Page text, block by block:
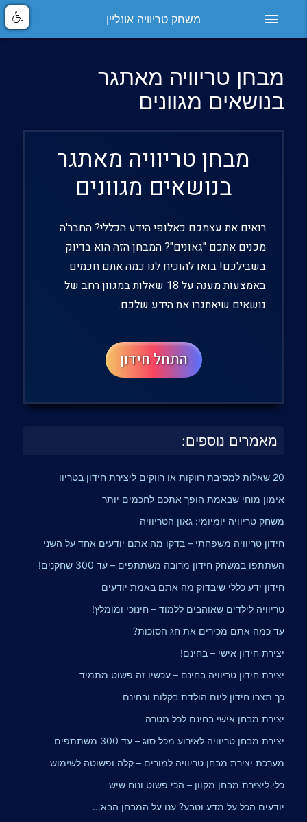
menu משחק טריוויה אונליין
מבחן טריוויה מאתגר
בנושאים מגוונים
מאמרים נוספים:
20 שאלות למסיבת רווקות או רווקים ליצירת חידון בטריוו
אימון מוחי שבאמת הופך אתכם לחכמים יותר
משחק טריוויה יומיומי: גאון הטריוויה
חידון טריוויה משפחתי – בדקו מה אתם יודעים אחד על השני
השתתפו במשחק חידון מרובה משתתפים – עד 300 שחקנים!
חידון ידע כללי שיבדוק מה אתם באמת יודעים
טריוויה לילדים שאוהבים ללמוד – חינוכי ומומלץ!
עד כמה אתם מכירים את חג הסוכות?
יצירת חידון אישי – בחינם!
יצירת חידון טריוויה בחינם – עכשיו זה פשוט מתמיד
כך תצרו חידון ליום הולדת בקלות ובחינם
יצירת מבחן אישי בחינם לכל מטרה
יצירת מבחן טריוויה לאירוע מכל סוג – עד 300 משתתפים
מערכת יצירת מבחן טריוויה למורים – קלה ופשוטה לשימוש
כלי ליצירת מבחן מקוון – הכי פשוט ונוח שיש
יודעים הכל על מדע וטבע? ענו על המבחן הבא...